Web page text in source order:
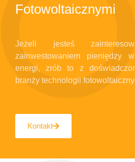
Fotowoltaicznymi
Jeżeli jesteś
zainwestowaniem pieniędzy
energi, zrób to z
branży technologii
Kontakt